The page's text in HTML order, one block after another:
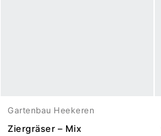
Gartenbau Heekeren
Ziergräser – Mix